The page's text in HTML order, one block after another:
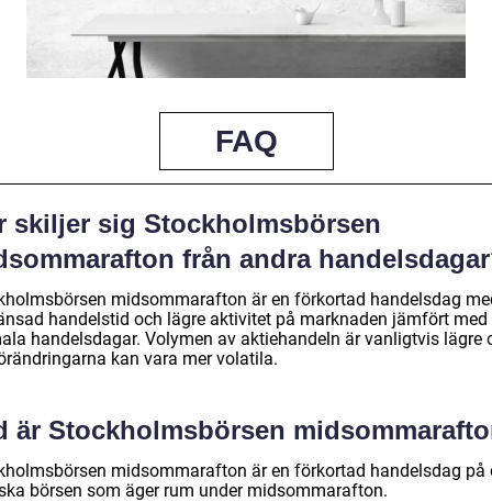
FAQ
skiljer sig Stockholmsbörsen
från andra
midsommarafton är en förkortad handelsdag
handelstid och lägre aktivitet på marknaden jämfört med
handelsdagar. Volymen av aktiehandeln är vanligtvis lägre
kan vara mer volatila.
är Stockholmsbörsen
midsommarafton är en förkortad handelsdag på
börsen som äger rum under midsommarafton.